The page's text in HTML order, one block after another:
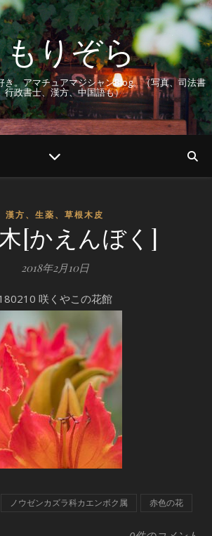
りぞら
き。アマチュアマジシャンBlog。（写真、司法書
行政書士、漢方、中国語も）
漢方、生薬、草根木皮
[かえんぼく]
2018年2月10日
咲くやこの花館
ノウゼンカズラ科カエンボク属 赤色の花